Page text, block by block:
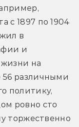
с 1897 по 1904
в
и
на
56 различными
политику,
ровно сто
торжественно